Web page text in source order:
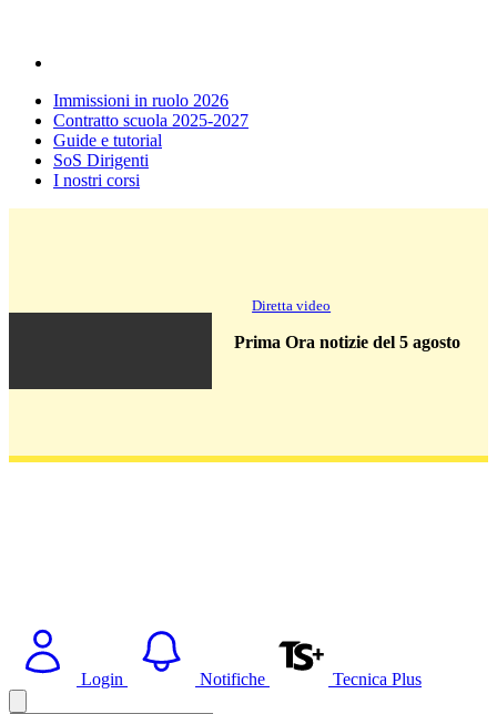
Immissioni in ruolo 2026
Contratto scuola 2025-2027
Guide e tutorial
SoS Dirigenti
I nostri corsi
Diretta video
Prima Ora notizie del 5 agosto
Login Notifiche Tecnica Plus